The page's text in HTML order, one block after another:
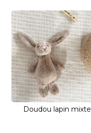
Doudou lapin mixte